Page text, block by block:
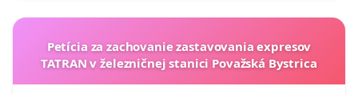
Petícia za zachovanie zastavovania expresov
TATRAN v železničnej stanici Považská Bystrica